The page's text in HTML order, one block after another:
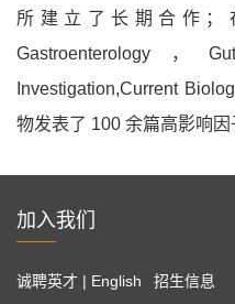
所建立了长期合作；
Gastroenterology，
Investigation,Current
物发表了 100 余篇高影响因
加入我们
诚聘英才 | English
招生信息